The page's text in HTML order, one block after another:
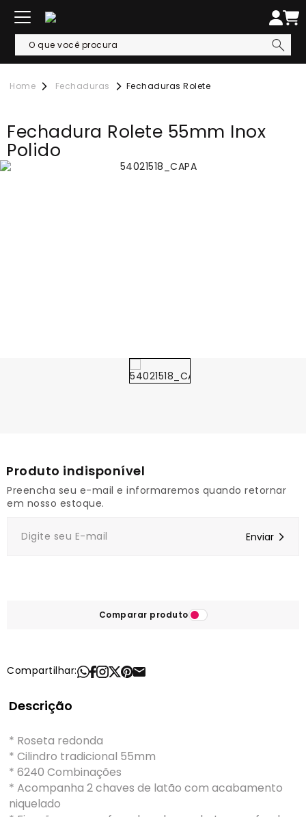
Fechaduras Fechaduras Rolete
Fechadura Rolete 55mm Inox
Polido
Preencha seu e-mail e informaremos quando retornar
em nosso estoque.
Comparar produto
Compartilhar:
Descrição
* Roseta redonda
* Cilindro tradicional 55mm
* 6240 Combinações
* Acompanha 2 chaves de latão com acabamento
niquelado